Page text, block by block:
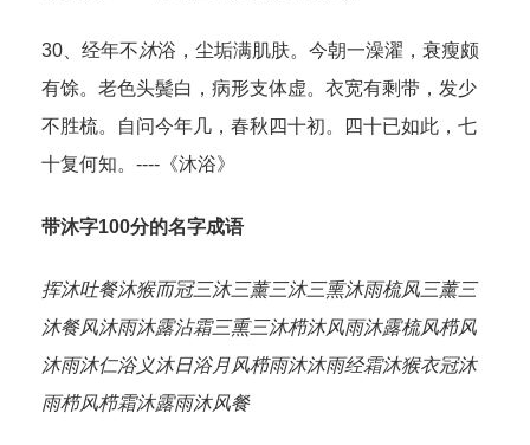
30、经年不沐浴，尘垢满肌肤。今朝一澡濯，衰瘦颇
有馀。老色头鬓白，病形支体虚。衣宽有剩带，发少
不胜梳。自问今年几，春秋四十初。四十已如此，七
十复何知。----《沐浴》
带沐字100分的名字成语
挥沐吐餐沐猴而冠三沐三薰三沐三熏沐雨梳风 三薰三
沐餐风沐雨沐露沾霜三熏三沐栉沐风雨沐露梳风栉风
沐雨沐仁浴义沐日浴月风栉雨沐沐雨经霜沐猴衣冠沐
雨栉风栉霜沐露雨沐风餐